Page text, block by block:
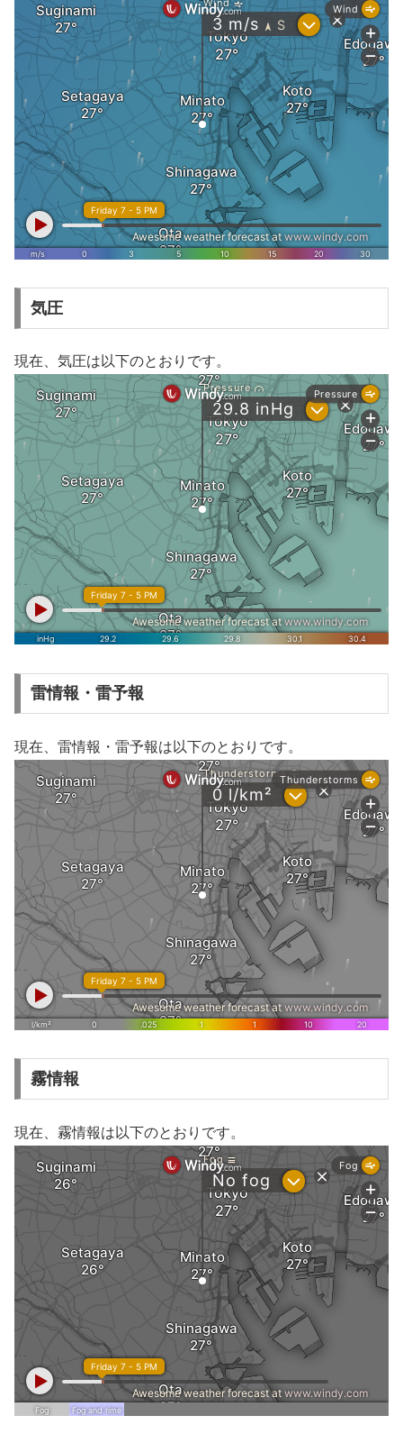
気圧
現在、気圧は以下のとおりです。
雷情報・雷予報
現在、雷情報・雷予報は以下のとおりです。
霧情報
現在、霧情報は以下のとおりです。